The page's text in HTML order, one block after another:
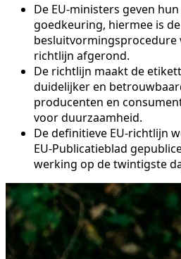
De EU-ministers geven
goedkeuring, hiermee is de
besluitvormingsprocedure
richtlijn afgerond.
De richtlijn maakt de
duidelijker en
producenten en
voor duurzaamheid.
De definitieve EU-richtlijn
EU-Publicatieblad
werking op de twintigste